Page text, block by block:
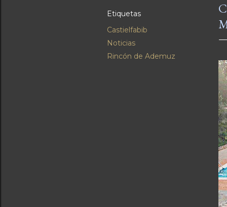
Etiquetas
Castielfabib
Noticias
Rincón de Ademuz